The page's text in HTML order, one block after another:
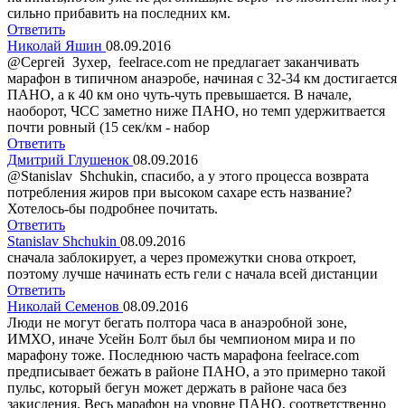
сильно прибавить на последних км.
Ответить
Николай Яшин 08.09.2016
@Сергей Зухер, feelrace.com не предлагает заканчивать
марафон в типичном анаэробе, начиная с 32-34 км достигается
ПАНО, а к 40 км оно чуть-чуть превышается. В начале,
наоборот, ЧСС заметно ниже ПАНО, но темп удержитвается
почти ровный (15 сек/км - набор
Ответить
Дмитрий Глушенок 08.09.2016
@Stanislav Shchukin, спасибо, а у этого процесса возврата
потребления жиров при высоком сахаре есть название?
Хотелось-бы подробнее почитать.
Ответить
Stanislav Shchukin 08.09.2016
сначала заблокирует, а через промежутки снова откроет,
поэтому лучше начинать есть гели с начала всей дистанции
Ответить
Николай Семенов 08.09.2016
Люди не могут бегать полтора часа в анаэробной зоне,
ИМХО, иначе Усейн Болт был бы чемпионом мира и по
марафону тоже. Последнюю часть марафона feelrace.com
предписывает бежать в районе ПАНО, а это примерно такой
пульс, который бегун может держать в районе часа без
закисления. Весь марафон на уровне ПАНО, соответственно